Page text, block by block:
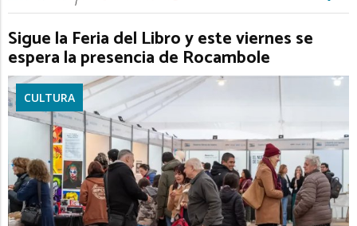
Sigue la Feria del Libro y este viernes se
espera la presencia de Rocambole
CULTURA